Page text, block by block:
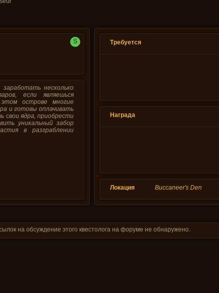
S
несколько
если являешься
острове многие
и готовы оплачивать
свои ядра, приобрести
уникальный забор
в разграблении
Требуется
Награда
Локация Buccaneer's Den
на обсуждение этого квестолога на форуме не обнаружено.